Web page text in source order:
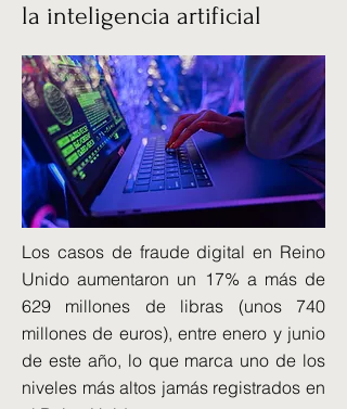
la inteligencia artificial
Los casos de fraude digital en Reino
Unido aumentaron un 17% a más de
629 millones de libras (unos 740
millones de euros), entre enero y junio
de este año, lo que marca uno de los
niveles más altos jamás registrados en